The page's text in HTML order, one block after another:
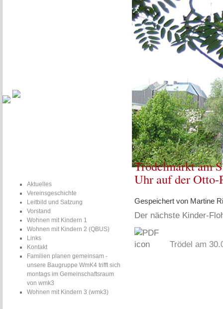
Leitbild und Satzung
Vorstand
Familien planen gemeinsam - unsere Baugruppe WmK4 trifft sich
Trödelmarkt am
Uhr auf der Otto-
Gespeichert von Martine
Der nächste Kinder-
Trödel am
Aktuelles
Vereinsgeschichte
Leitbild und Satzung
Vorstand
Wohnen mit Kindern 1
Wohnen mit Kindern 2 (QBUS)
Links
Kontakt
Familien planen gemeinsam -
unsere Baugruppe WmK4 trifft sich
montags im Gemeinschaftsraum
von wmk3
Wohnen mit Kindern 3 (wmk3)